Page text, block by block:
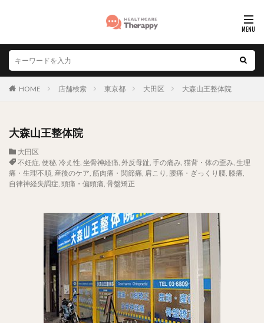
HOME 店舗検索 東京都 大田区 大森山王整体院
大森山王整体院
大田区
不妊症, 便秘, 冷え性, 坐骨神経痛, 外反母趾, 手の痛み, 猫背・体の歪み, 生理
痛・生理不順, 産後のケア, 筋肉痛・関節痛, 肩こり , 腰痛・ぎっくり腰, 膝痛,
自律神経失調症, 頭痛・偏頭痛, 骨盤矯正